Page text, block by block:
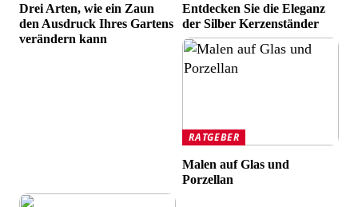
Drei Arten, wie ein Zaun
den Ausdruck Ihres Gartens
verändern kann
Entdecken Sie die Eleganz
der Silber Kerzenständer
RATGEBER
Malen auf Glas und
Porzellan